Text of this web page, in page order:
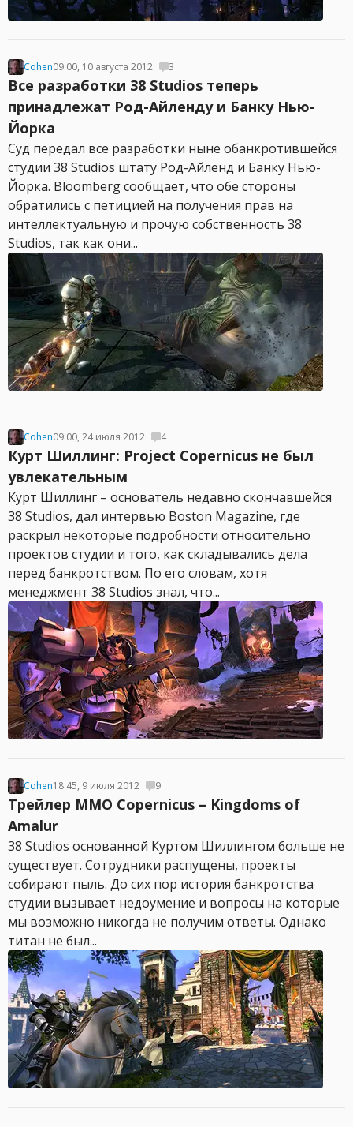
Cohen09:00, 10 августа 2012 3
Все разработки 38 Studios теперь
принадлежат Род-Айленду и Банку Нью-
Йорка
Суд передал все разработки ныне обанкротившейся
студии 38 Studios штату Род-Айленд и Банку Нью-
Йорка. Bloomberg сообщает, что обе стороны
обратились с петицией на получения прав на
интеллектуальную и прочую собственность 38
Studios, так как они...
Cohen09:00, 24 июля 2012 4
Курт Шиллинг: Project Copernicus не был
увлекательным
Курт Шиллинг – основатель недавно скончавшейся
38 Studios, дал интервью Boston Magazine, где
раскрыл некоторые подробности относительно
проектов студии и того, как складывались дела
перед банкротством. По его словам, хотя
менеджмент 38 Studios знал, что...
Cohen18:45, 9 июля 2012 9
Трейлер MMO Copernicus – Kingdoms of
Amalur
38 Studios основанной Куртом Шиллингом больше не
существует. Сотрудники распущены, проекты
собирают пыль. До сих пор история банкротства
студии вызывает недоумение и вопросы на которые
мы возможно никогда не получим ответы. Однако
титан не был...